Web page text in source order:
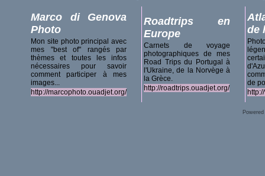
Marco di Genova
Photo
Mon site photo principal avec
mes "best of" rangés par
thèmes et toutes les infos
nécessaires pour savoir
comment participer à mes
images...
http://marcophoto.ouadjet.org/
Roadtrips en
Europe
Carnets de voyage
photographiques de mes
Road Trips du Portugal à
l'Ukraine, de la Norvège à
la Grèce.
http://roadtrips.ouadjet.org/
de
de